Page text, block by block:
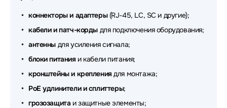
Аксессуары для сетевого оборудования Planet
Аксессуары для сетевого оборудования Supermicro
Аксессуары для сетевого оборудования OSNOVO
Аксессуары для сетевого оборудования
коннекторы и адаптеры(RJ-45, LC, SC и другие);
кабели и патч-корды для подключения оборудования;
антенны для усиления сигнала;
блоки питания и кабели питания;
кронштейны и крепления для монтажа;
PoE удлинители и сплиттеры;
грозозащита и защитные элементы;